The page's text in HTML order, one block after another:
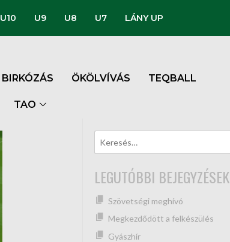
U10 U9 U8 U7 LÁNY UP
BIRKÓZÁS ÖKÖLVÍVÁS TEQBALL
TAO
LEGUTÓBBI BEJEGYZÉSEK
Szövetségi meghívó
Megkezdődött a felkészülés
Gyászhír